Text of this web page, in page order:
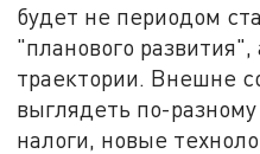
будет не периодом
"планового
траектории. Внешне
выглядеть по-
налоги, новые